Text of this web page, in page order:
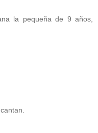
la pequeña de 9 años,